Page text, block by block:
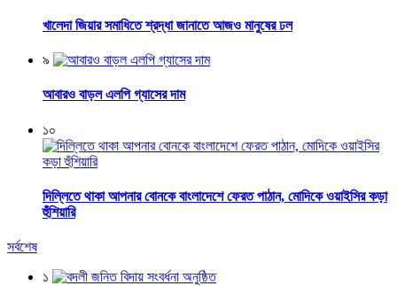
খালেদা জিয়ার সমাধিতে শ্রদ্ধা জানাতে আজও মানুষের ঢল
৯
আবারও বাড়ল এলপি গ্যাসের দাম
১০
দিল্লিতে থাকা আপনার বোনকে বাংলাদেশে ফেরত পাঠান, মোদিকে ওয়াইসির কড়া
হুঁশিয়ারি
সর্বশেষ
১